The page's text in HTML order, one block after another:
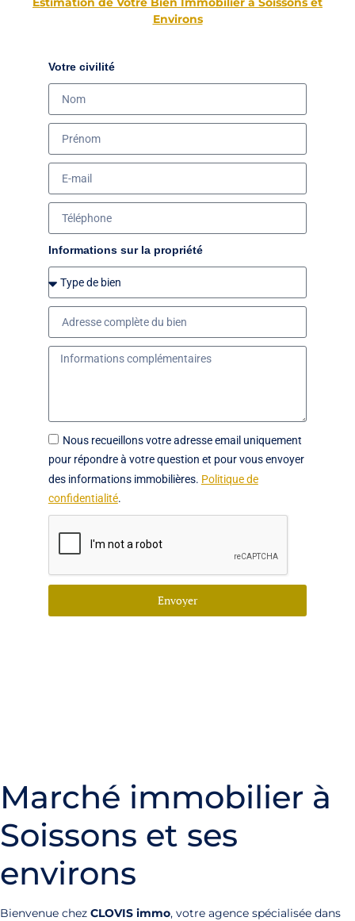
Environs
Votre civilité
Informations sur la propriété
Nous recueillons votre adresse email uniquement
pour répondre à votre question et pour vous envoyer
des informations immobilières. Politique de
confidentialité.
Envoyer
Marché immobilier à
Soissons et ses
environs
Bienvenue chez CLOVIS immo, votre agence spécialisée dans